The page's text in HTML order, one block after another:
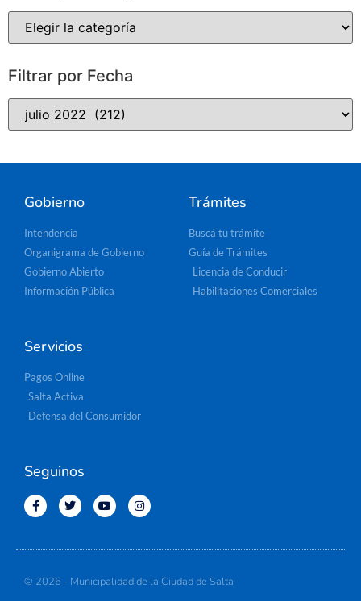
Filtrar por Fecha
Gobierno
Intendencia
Organigrama de Gobierno
Gobierno Abierto
Información Pública
Trámites
Buscá tu trámite
Guía de Trámites
Licencia de Conducir
Habilitaciones Comerciales
Servicios
Pagos Online
Salta Activa
Defensa del Consumidor
Seguinos
© 2026 - Municipalidad de la Ciudad de Salta